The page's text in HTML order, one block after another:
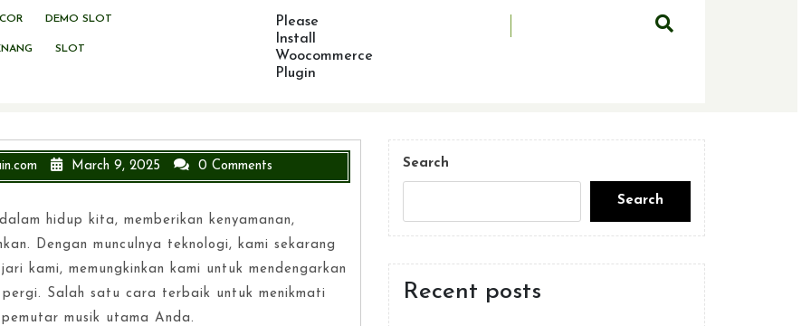
DEMO SLOT
SLOT
Please
Install
Woocommerce
Plugin
March 9, 2025 0 Comments
hidup kita, memberikan kenyamanan,
Dengan munculnya teknologi, kami sekarang
kami, memungkinkan kami untuk mendengarkan
Salah satu cara terbaik untuk menikmati
musik utama Anda.
Search
Search
Recent posts